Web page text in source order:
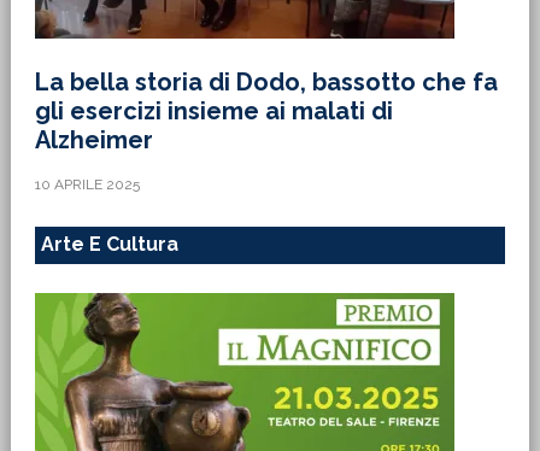
La bella storia di Dodo, bassotto che fa
gli esercizi insieme ai malati di
Alzheimer
10 APRILE 2025
Arte E Cultura